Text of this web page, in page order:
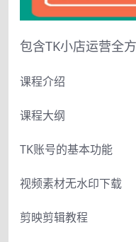
包含TK小店运营全
课程介绍
课程大纲
TK账号的基本功能
视频素材无水印下载
剪映剪辑教程